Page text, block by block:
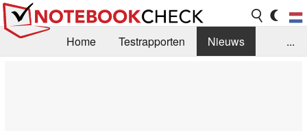
Home Testrapporten
Nieuws
...